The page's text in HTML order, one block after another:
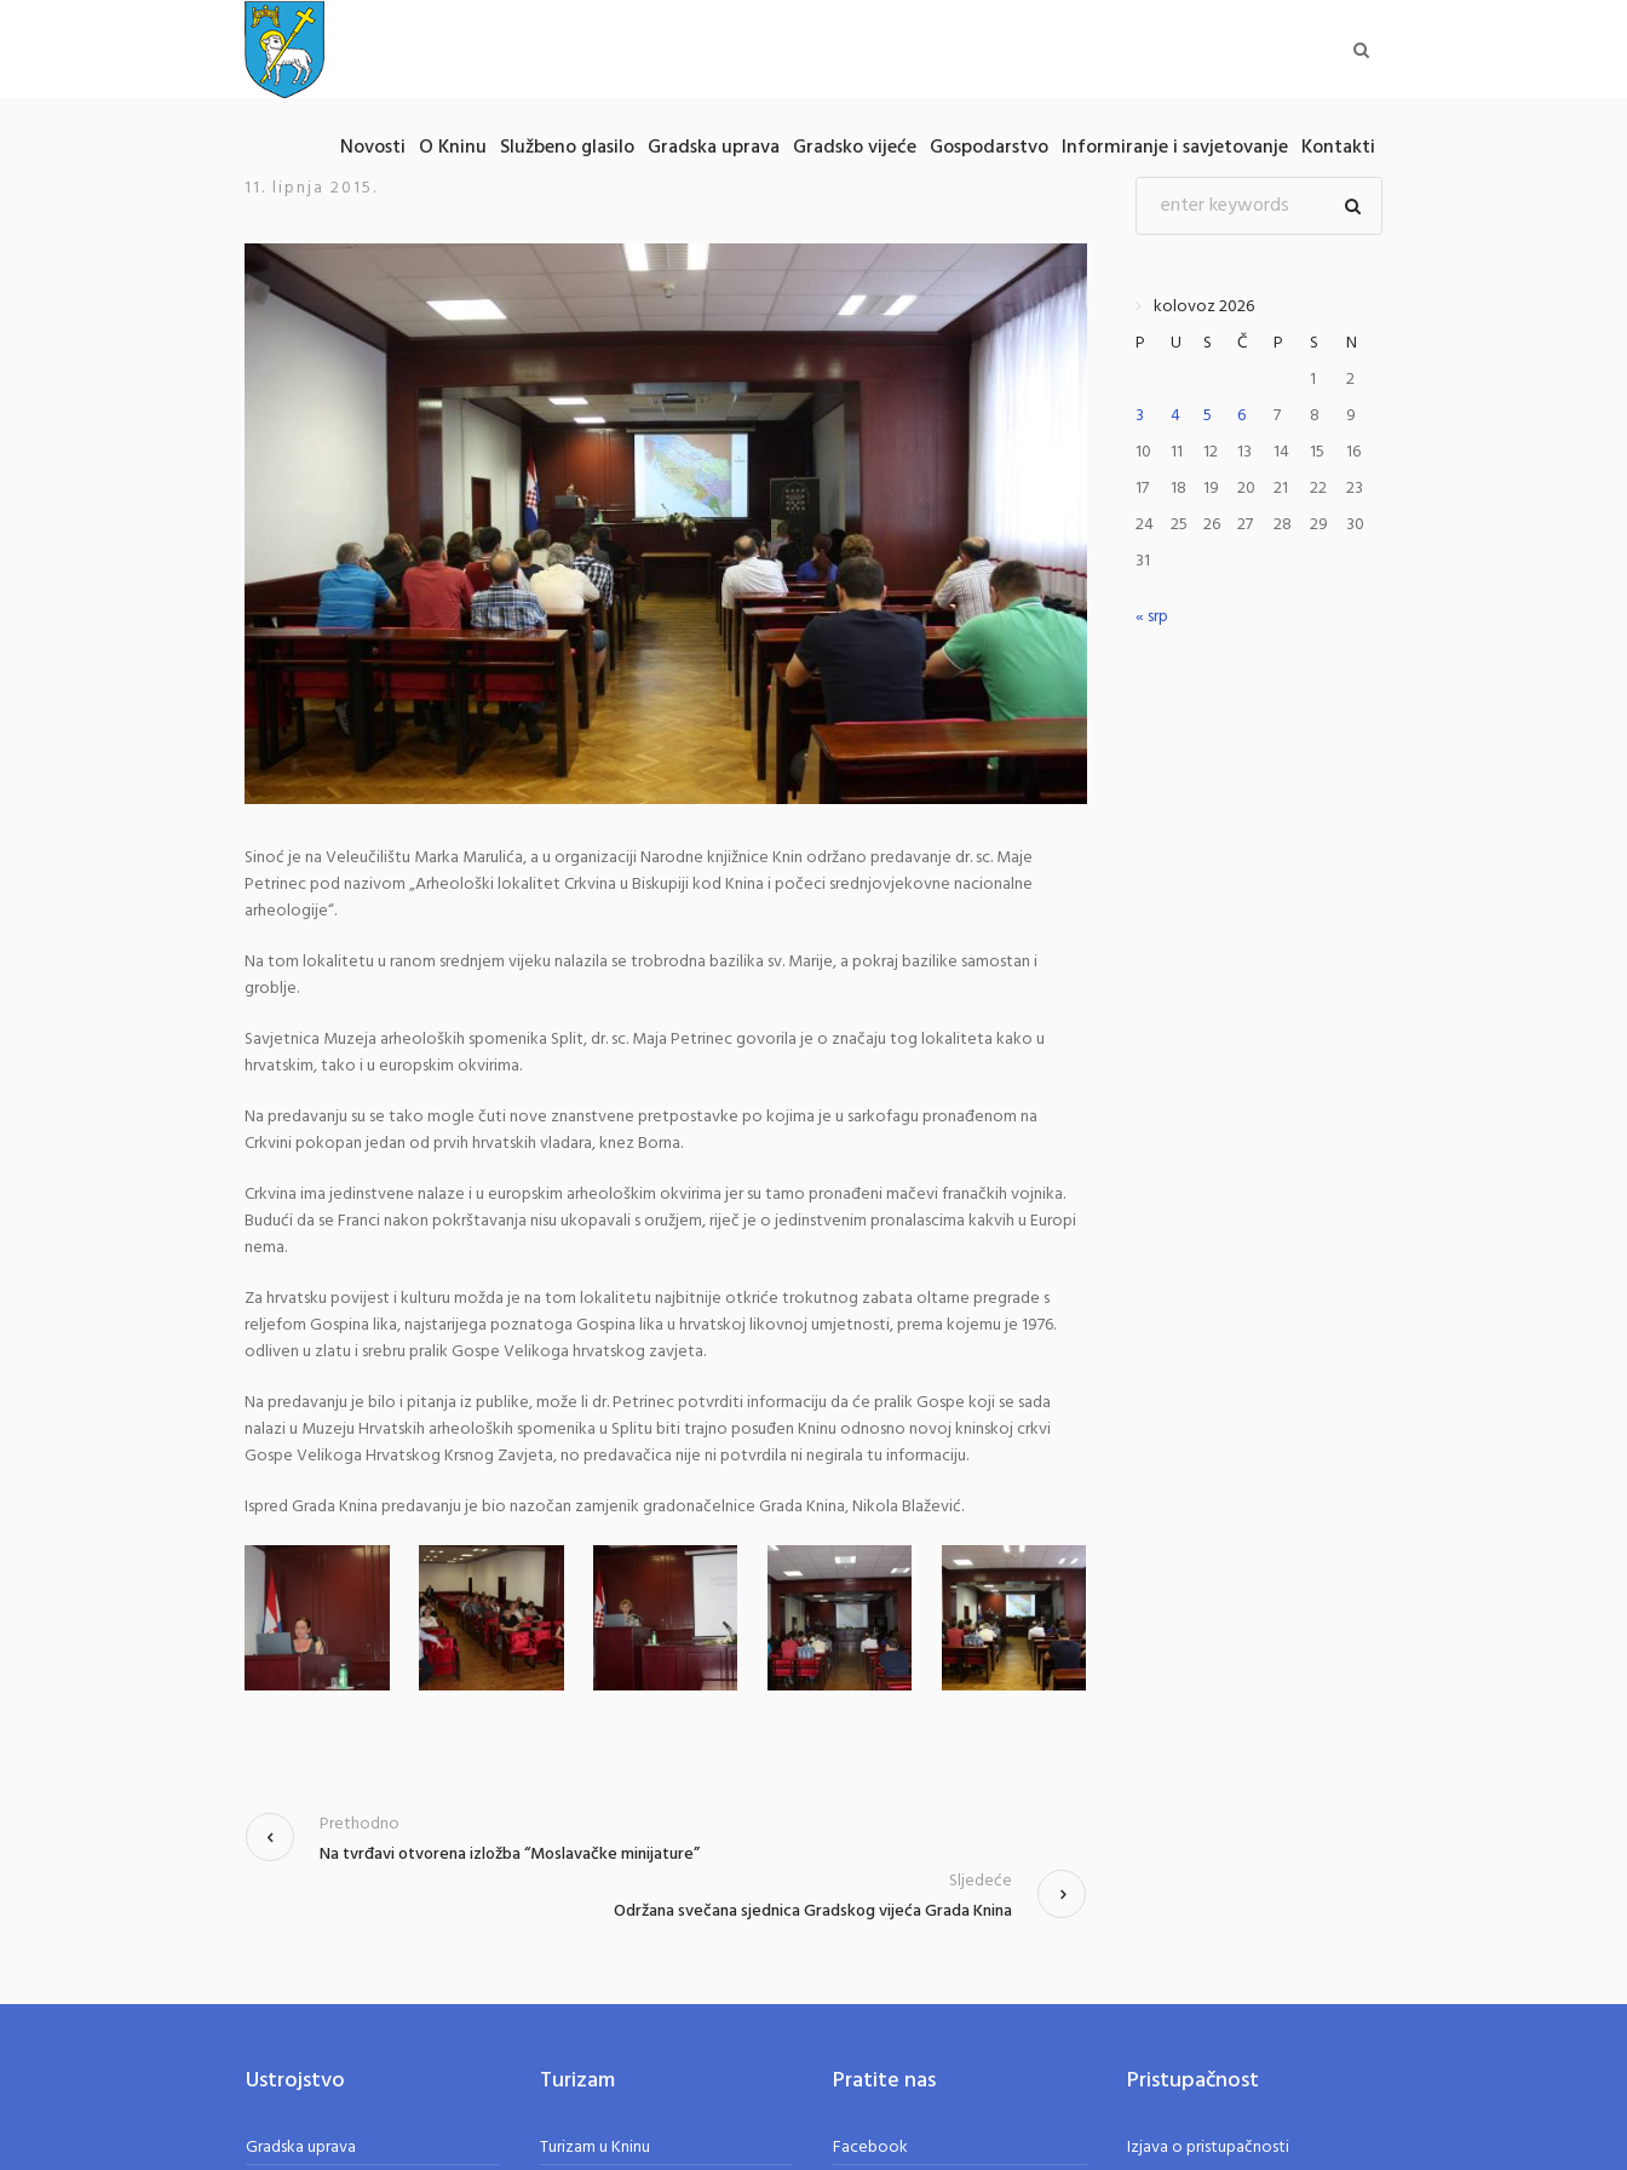
Novosti O Kninu Službeno glasilo Gradska uprava Gradsko vijeće Gospodarstvo Informiranje i savjetovanje Kontakti
11. lipnja 2015.
Sinoć je na Veleučilištu Marka Marulića, a u organizaciji Narodne knjižnice Knin održano predavanje dr. sc. Maje
Petrinec pod nazivom „Arheološki lokalitet Crkvina u Biskupiji kod Knina i počeci srednjovjekovne nacionalne
arheologije“.
Na tom lokalitetu u ranom srednjem vijeku nalazila se trobrodna bazilika sv. Marije, a pokraj bazilike samostan i
groblje.
Savjetnica Muzeja arheoloških spomenika Split, dr. sc. Maja Petrinec govorila je o značaju tog lokaliteta kako u
hrvatskim, tako i u europskim okvirima.
Na predavanju su se tako mogle čuti nove znanstvene pretpostavke po kojima je u sarkofagu pronađenom na
Crkvini pokopan jedan od prvih hrvatskih vladara, knez Borna.
Crkvina ima jedinstvene nalaze i u europskim arheološkim okvirima jer su tamo pronađeni mačevi franačkih vojnika.
Budući da se Franci nakon pokrštavanja nisu ukopavali s oružjem, riječ je o jedinstvenim pronalascima kakvih u Europi
nema.
Za hrvatsku povijest i kulturu možda je na tom lokalitetu najbitnije otkriće trokutnog zabata oltarne pregrade s
reljefom Gospina lika, najstarijega poznatoga Gospina lika u hrvatskoj likovnoj umjetnosti, prema kojemu je 1976.
odliven u zlatu i srebru pralik Gospe Velikoga hrvatskog zavjeta.
Na predavanju je bilo i pitanja iz publike, može li dr. Petrinec potvrditi informaciju da će pralik Gospe koji se sada
nalazi u Muzeju Hrvatskih arheoloških spomenika u Splitu biti trajno posuđen Kninu odnosno novoj kninskoj crkvi
Gospe Velikoga Hrvatskog Krsnog Zavjeta, no predavačica nije ni potvrdila ni negirala tu informaciju.
Ispred Grada Knina predavanju je bio nazočan zamjenik gradonačelnice Grada Knina, Nikola Blažević.
Na tvrđavi otvorena izložba “Moslavačke minijature”
Prethodno
Održana svečana sjednica Gradskog vijeća Grada Knina
Sljedeće
kolovoz 2026
P
U S Č P S
N
1
2
3
4 5 6 7 8
9
10
11 12 13 14 15
16
17
18 19 20 21 22
23
24
25 26 27 28 29
30
31
« srp
Ustrojstvo
Gradska uprava
Turizam
Turizam u Kninu
Pratite nas
Facebook
Pristupačnost
Izjava o pristupačnosti